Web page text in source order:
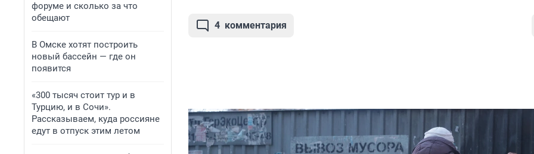
форуме и сколько за что
обещают
В Омске хотят построить
новый бассейн — где он
появится
«300 тысяч стоит тур и в
Турцию, и в Сочи».
Рассказываем, куда россияне
едут в отпуск этим летом
4 комментария